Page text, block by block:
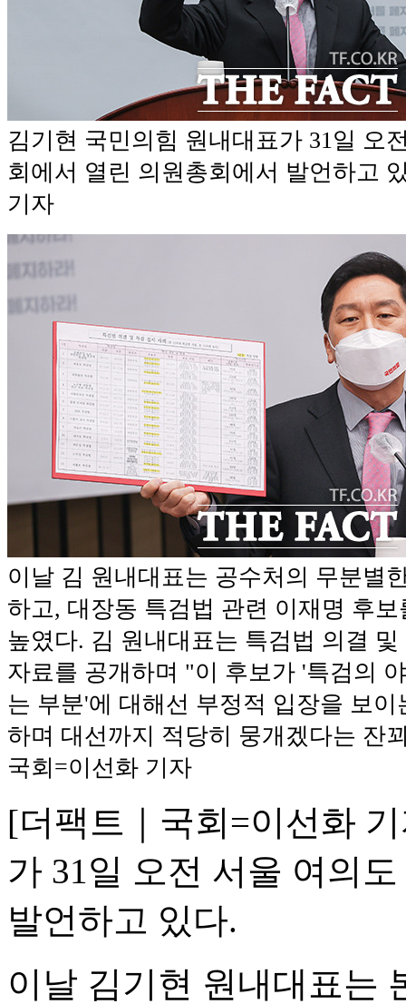
김기현 국민의힘 원내대표가 31일 오
회에서 열린 의원총회에서 발언하고
기자
이날 김 원내대표는 공수처의 무분별
하고, 대장동 특검법 관련 이재명 후
높였다. 김 원내대표는 특검법 의결
자료를 공개하며 "이 후보가 '특검의
는 부분'에 대해선 부정적 입장을 보
하며 대선까지 적당히 뭉개겠다는 잔
국회=이선화 기자
[더팩트｜국회=이선화
가 31일 오전 서울 여의
발언하고 있다.
이날 김기현 원내대표는